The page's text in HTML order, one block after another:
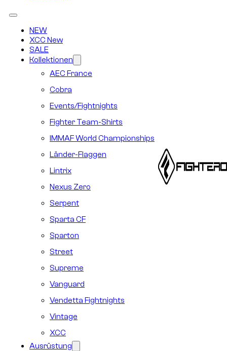
NEW
XCC New
SALE
Kollektionen
AEC France
Cobra
Events/Fightnights
Fighter Team-Shirts
IMMAF World Championships
Länder-Flaggen
Lintrix
Nexus Zero
Serpent
Sparta CF
Sparton
Street
Supreme
Vanguard
Vendetta Fightnights
Vintage
XCC
Ausrüstung